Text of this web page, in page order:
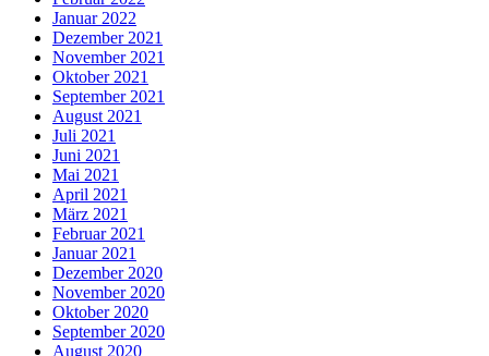
Januar 2022
Dezember 2021
November 2021
Oktober 2021
September 2021
August 2021
Juli 2021
Juni 2021
Mai 2021
April 2021
März 2021
Februar 2021
Januar 2021
Dezember 2020
November 2020
Oktober 2020
September 2020
August 2020